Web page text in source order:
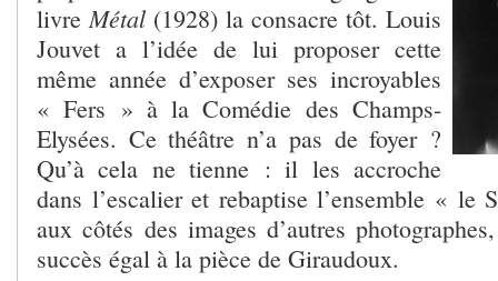
livre Métal (1928) la consacre tôt. Louis
Jouvet a l’idée de lui proposer cette
même année d’exposer ses incroyables
« Fers » à la Comédie des Champs-
Elysées. Ce théâtre n’a pas de foyer ?
Qu’à cela ne tienne : il les accroche
dans l’escalier et rebaptise l’ensemble « le
aux côtés des images d’autres
succès égal à la pièce de Giraudoux.